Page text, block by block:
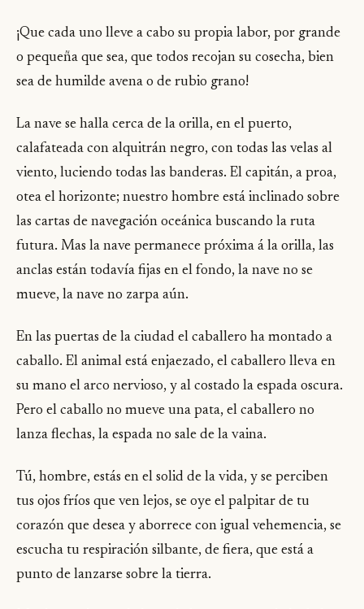
¡Que cada uno lleve a cabo su propia labor, por grande
o pequeña que sea, que todos recojan su cosecha, bien
sea de humilde avena o de rubio grano!
La nave se halla cerca de la orilla, en el puerto,
calafateada con alquitrán negro, con todas las velas al
viento, luciendo todas las banderas. El capitán, a proa,
otea el horizonte; nuestro hombre está inclinado sobre
las cartas de navegación oceánica buscando la ruta
futura. Mas la nave permanece próxima á la orilla, las
anclas están todavía fijas en el fondo, la nave no se
mueve, la nave no zarpa aún.
En las puertas de la ciudad el caballero ha montado a
caballo. El animal está enjaezado, el caballero lleva en
su mano el arco nervioso, y al costado la espada oscura.
Pero el caballo no mueve una pata, el caballero no
lanza flechas, la espada no sale de la vaina.
Tú, hombre, estás en el solid de la vida, y se perciben
tus ojos fríos que ven lejos, se oye el palpitar de tu
corazón que desea y aborrece con igual vehemencia, se
escucha tu respiración silbante, de fiera, que está a
punto de lanzarse sobre la tierra.